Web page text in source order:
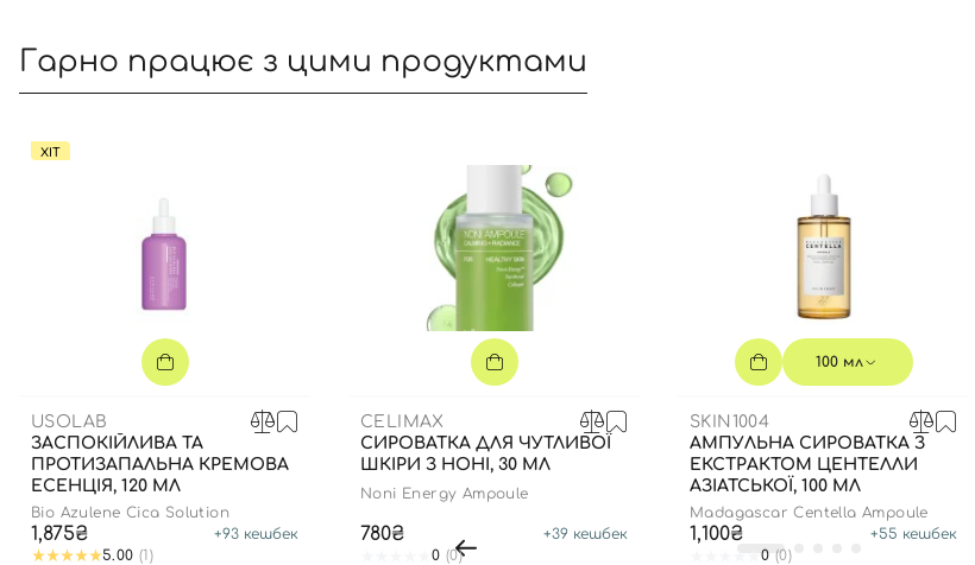
Гарно працює з цими продуктами
ХІТ
USOLAB
ЗАСПОКІЙЛИВА ТА
ПРОТИЗАПАЛЬНА КРЕМОВА
ЕСЕНЦІЯ, 120 МЛ
Bio Azulene Cica Solution
1,875₴ +93 кешбек
5.00 (1)
CELIMAX
СИРОВАТКА ДЛЯ ЧУТЛИВОЇ
ШКІРИ З НОНІ, 30 МЛ
Noni Energy Ampoule
780₴ +39 кешбек
0 (0)
100 мл
SKIN1004
АМПУЛЬНА СИРОВАТКА З
ЕКСТРАКТОМ ЦЕНТЕЛЛИ
АЗІАТСЬКОЇ, 100 МЛ
Madagascar Centella Ampoule
1,100₴ +55 кешбек
0 (0)
Вхід Реєстрація